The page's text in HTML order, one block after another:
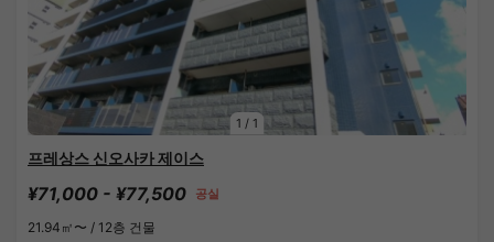
1 / 1
프레상스 신오사카 제이스
¥71,000 - ¥77,500 공실
21.94㎡〜 / 12층 건물